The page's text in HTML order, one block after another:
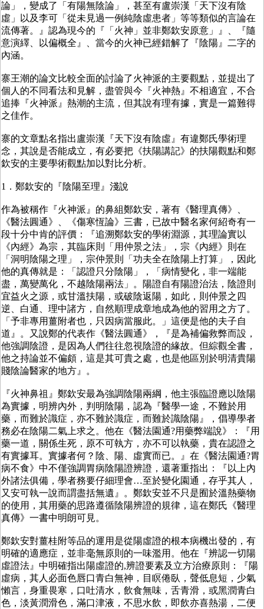
論」，變成了「有陽無陰論」，甚至有盧崇漢「天下沒有陰
虛」以及李可「從未見過一例純陰虛患者」等等類似的言論在
流傳著。』認為現今的『「火神」並非鄭欽安原意」』、『隨
意演繹、以偏概全』、當今的火神已經錯解了『陰陽』二字的
內涵。
寨王潮的論文比較全面的討論了火神派的主要觀點，並提出了
個人的不同看法和見解，盡管與今『火神熱』不相適宜，不合
追捧『火神派』熱潮的主流，但其說有理有據，實是一篇難得
之佳作。
寨的文章點名指出盧崇漢『天下沒有陰虛』有違鄭氏學術理
念，其說是否能成立，有必要把《扶陽講記》的扶陽觀點和鄭
欽安的主要學術觀點加以對比分析。
1．鄭欽安的『陰陽至理』淺說
作為被稱作『火神派』的鼻組鄭欽安，著有《醫理真傳》、
《醫法圓通》、《傷寒恆論》三書，已故中醫名家何紹奇有一
段十分中肯的評價：『追溯鄭欽安的學術淵源，其理論實以
《內經》為宗，其臨床則「用仲景之法」，宗《內經》則在
「洞明陰陽之理」，宗仲景則「功夫全在陰陽上打算」，因此
他的真傳就是：「認證只分陰陽」，「病情變化，非一端能
盡，萬變萬化，不越陰陽兩法」。陽證自有陽證治法，陰證則
宜益火之源，或甘溫扶陽，或破陰返陽，如此，則仲景之四
逆、白通、理中諸方，自然順理成章地成為他的習用之方了。
「予非專用薑附者也，只因病當服此。」這便是他的夫子自
道』。又說鄭的代表作《醫法圓通》，『是為補偏救弊而設，
他強調陰證，是因為人們往往忽視陰證的緣故。但綜觀全書，
他之持論並不偏頗，這是其可貴之處，也是他區別於明清貴陽
賤陰論醫家的地方』。
『火神鼻祖』鄭欽安最為強調陰陽兩綱，他主張臨證應以陰陽
為實據，明辨內外，判明陰陽，認為『醫學一途，不難於用
藥，而難於識症，亦不難於識症，而難於識陰陽』，倡導學者
務必在陰陽二氣上求之。他在《醫法園通?用藥弊端說》：『用
藥一道，關係生死，原不可執方，亦不可以執藥，貴在認證之
有實據耳。實據者何？陰、陽、虛實而已。』在《醫法園通?胃
病不食》中不僅強調胃病陰陽證辨證，還著重指出：『以上內
外諸法俱備，學者務要仔細理會…至於變化園通，存乎其人，
又安可執一說而謂盡括無遺』。鄭欽安並不只是囿於溫熱藥物
的使用，其用藥的思路遵循陰陽辨證的規律，這在鄭氏《醫理
真傳》一書中明朗可見。
鄭欽安對薑桂附等品的運用是從陽虛證的根本病機出發的，有
明確的適應症，並非毫無原則的一味濫用。他在『辨認一切陽
虛證法』中明確指出陽虛證的,辨證要素及立方治療原則：『陽
虛病，其人必面色唇口青白無神，目瞑倦臥，聲低息短，少氣
懶言，身重畏寒，口吐清水，飲食無味，舌青滑，或黑潤青白
色，淡黃潤滑色，滿口津液，不思水飲，即飲亦喜熱湯，二便